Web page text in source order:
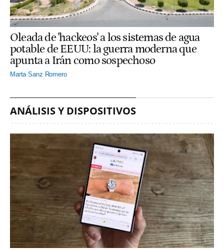
Oleada de 'hackeos' a los sistemas de agua
potable de EEUU: la guerra moderna que
apunta a Irán como sospechoso
Marta Sanz Romero
ANÁLISIS Y DISPOSITIVOS